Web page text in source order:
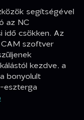
segítségével
az NC
idő csökken. Az
szoftver
kezdve, a
bonyolult
eszterga